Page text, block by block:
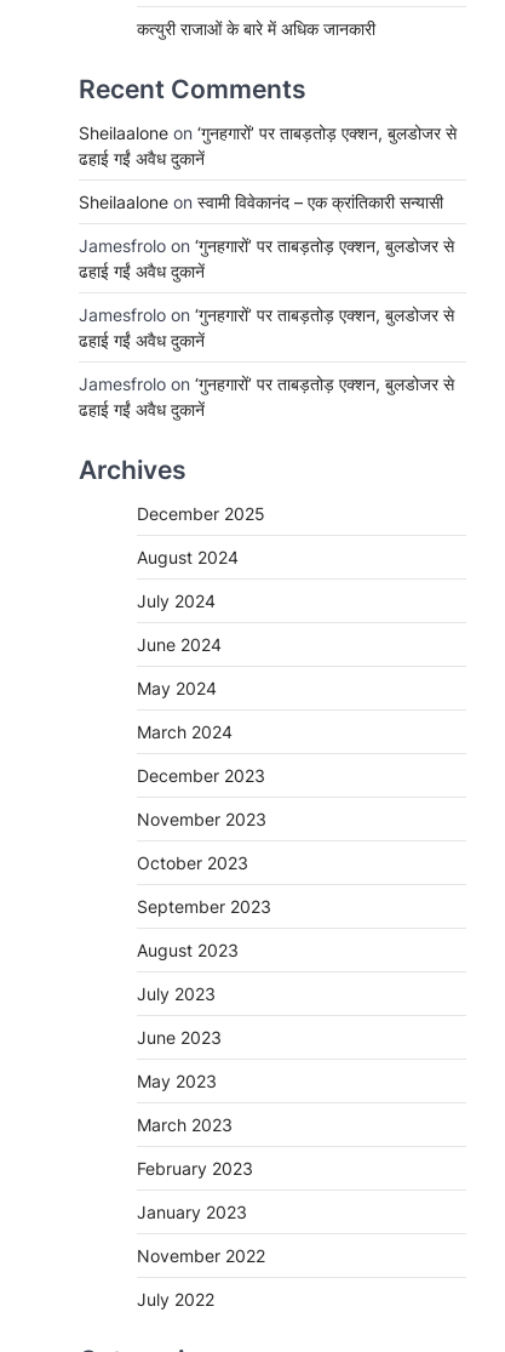
कत्युरी राजाओं के बारे में अधिक जानकारी
Recent Comments
Sheilaalone on ‘गुनहगारों’ पर ताबड़तोड़ एक्शन, बुलडोजर से
ढहाई गईं अवैध दुकानें
Sheilaalone on स्वामी विवेकानंद – एक क्रांतिकारी सन्यासी
Jamesfrolo on ‘गुनहगारों’ पर ताबड़तोड़ एक्शन, बुलडोजर से
ढहाई गईं अवैध दुकानें
Jamesfrolo on ‘गुनहगारों’ पर ताबड़तोड़ एक्शन, बुलडोजर से
ढहाई गईं अवैध दुकानें
Jamesfrolo on ‘गुनहगारों’ पर ताबड़तोड़ एक्शन, बुलडोजर से
ढहाई गईं अवैध दुकानें
Archives
December 2025
August 2024
July 2024
June 2024
May 2024
March 2024
December 2023
November 2023
October 2023
September 2023
August 2023
July 2023
June 2023
May 2023
March 2023
February 2023
January 2023
November 2022
July 2022